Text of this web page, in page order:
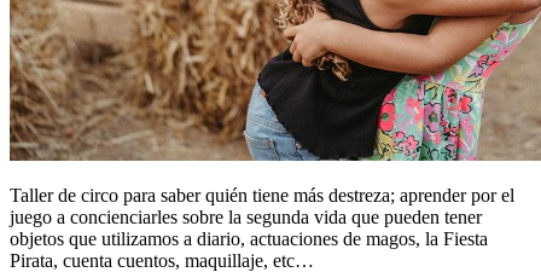
Taller de circo para saber quién tiene más destreza; aprender por el
juego a concienciarles sobre la segunda vida que pueden tener
objetos que utilizamos a diario, actuaciones de magos, la Fiesta
Pirata, cuenta cuentos, maquillaje, etc…